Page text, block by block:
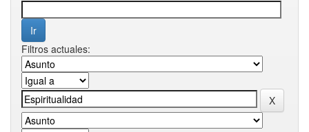
Filtros actuales: